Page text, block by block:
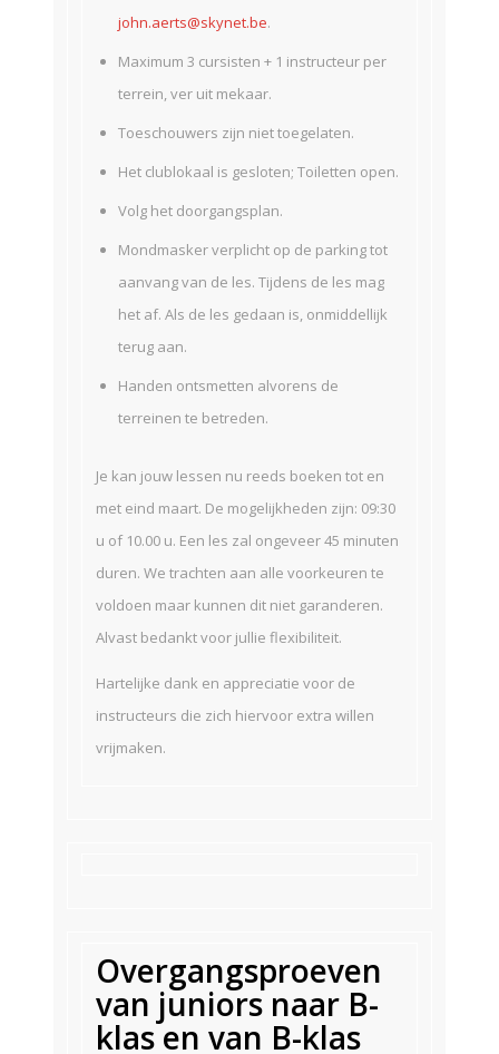
john.aerts@skynet.be.
Maximum 3 cursisten + 1 instructeur per
terrein, ver uit mekaar.
Toeschouwers zijn niet toegelaten.
Het clublokaal is gesloten; Toiletten open.
Volg het doorgangsplan.
Mondmasker verplicht op de parking tot
aanvang van de les. Tijdens de les mag
het af. Als de les gedaan is, onmiddellijk
terug aan.
Handen ontsmetten alvorens de
terreinen te betreden.
Je kan jouw lessen nu reeds boeken tot en
met eind maart. De mogelijkheden zijn: 09:30
u of 10.00 u. Een les zal ongeveer 45 minuten
duren. We trachten aan alle voorkeuren te
voldoen maar kunnen dit niet garanderen.
Alvast bedankt voor jullie flexibiliteit.
Hartelijke dank en appreciatie voor de
instructeurs die zich hiervoor extra willen
vrijmaken.
Overgangsproeven
van juniors naar B-
klas en van B-klas